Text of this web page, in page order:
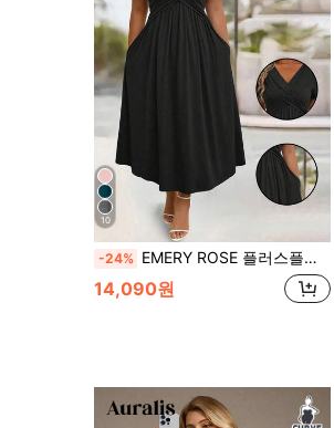
10
-24% EMERY ROSE 플러스플러스 사이즈 캐주얼 솔리드 컬러 V넥 조인 웨이스트 슬랜트 포켓 여름용 선드레스, 추수감사절 맥시 여성 의상용
14,090원